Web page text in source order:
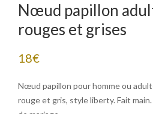
Nœud papillon
rouges et grises
18€
Nœud papillon pour homme ou
rouge et gris, style liberty. Fait